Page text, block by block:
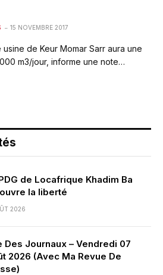
15 NOVEMBRE 2017
de Keur Momar Sarr aura une
m3/jour, informe une note…
de Locafrique Khadim Ba
la liberté
2026
Des Journaux – Vendredi 07
2026 (Avec Ma Revue De